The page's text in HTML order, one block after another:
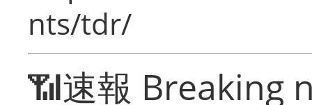
nts/tdr/
📶速報 Breaking